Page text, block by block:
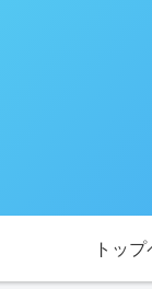
トッ